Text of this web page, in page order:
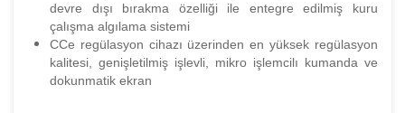
devre dışı bırakma özelliği ile entegre edilmiş kuru
çalışma algılama sistemi
CCe regülasyon cihazı üzerinden en yüksek regülasyon
kalitesi, genişletilmiş işlevli, mikro işlemcilı kumanda ve
dokunmatik ekran